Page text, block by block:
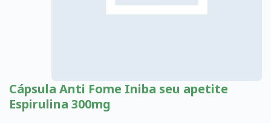
Cápsula Anti Fome Iniba seu apetite
Espirulina 300mg